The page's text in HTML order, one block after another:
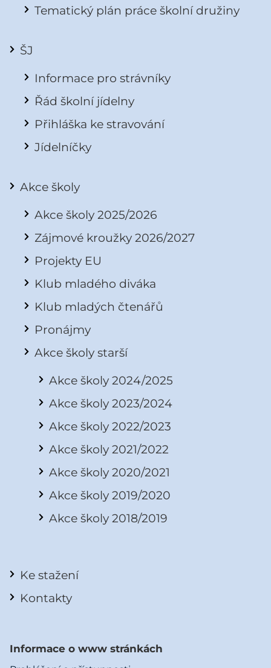
Tematický plán práce školní družiny
ŠJ
Informace pro strávníky
Řád školní jídelny
Přihláška ke stravování
Jídelníčky
Akce školy
Akce školy 2025/2026
Zájmové kroužky 2026/2027
Projekty EU
Klub mladého diváka
Klub mladých čtenářů
Pronájmy
Akce školy starší
Akce školy 2024/2025
Akce školy 2023/2024
Akce školy 2022/2023
Akce školy 2021/2022
Akce školy 2020/2021
Akce školy 2019/2020
Akce školy 2018/2019
Ke stažení
Kontakty
Informace o www stránkách